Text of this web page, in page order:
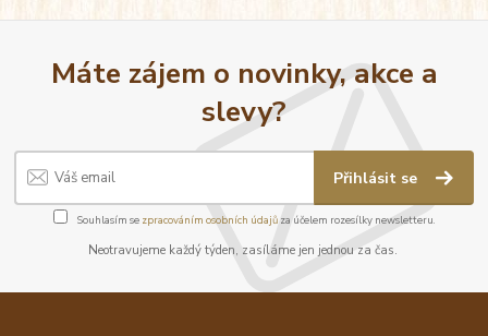
Máte zájem o novinky, akce a
slevy?
Přihlásit se
Souhlasím se zpracováním osobních údajůza účelem rozesílky newsletteru.
Neotravujeme každý týden, zasíláme jen jednou za čas.